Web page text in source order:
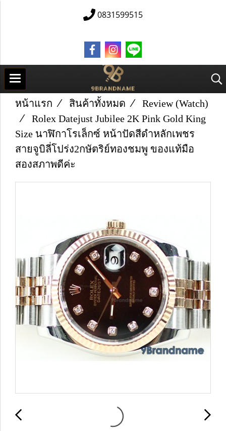
0831599515
หน้าแรก สินค้าทั้งหมด
Review (Watch)
Rolex Datejust Jubilee 2K Pink Gold King
Size นาฬิกาโรเล็กซ์ หน้าปัดสีดำหลักเพชร
สายจูบิลี่โปร่ง2กษัตริย์ทองชมพู ของแท้มือ
สองสภาพดีค่ะ